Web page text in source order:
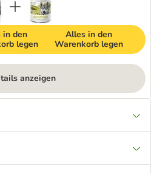
in den
legen
Alles in den
Warenkorb legen
anzeigen